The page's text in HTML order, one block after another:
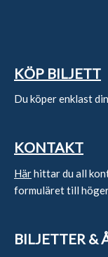
KÖP BILJETT
Du köper enklast
KONTAKT
Härhittar du all
formuläret till
BILJETTER &